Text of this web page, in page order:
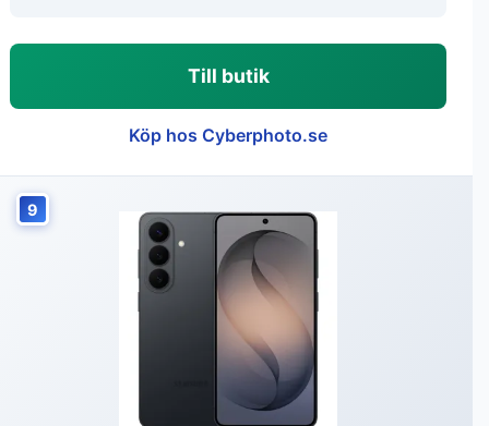
Till butik
Köp hos Cyberphoto.se
9